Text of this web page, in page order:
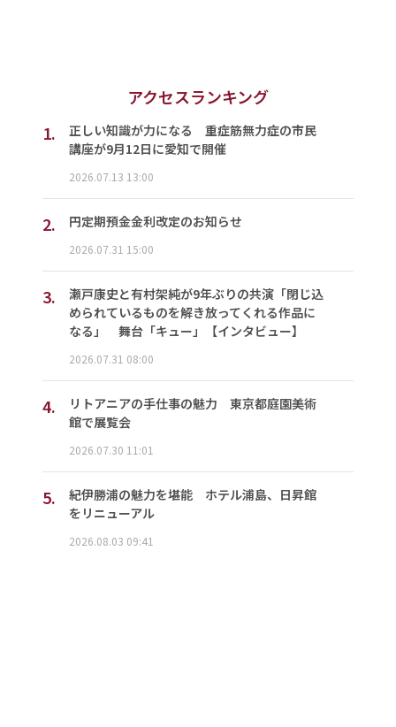
アクセスランキング
1.
正しい知識が力になる 重症筋無力症の市民
講座が9月12日に愛知で開催
2026.07.13 13:00
2. 円定期預金金利改定のお知らせ
2026.07.31 15:00
3.
瀬戸康史と有村架純が9年ぶりの共演「閉じ込
められているものを解き放ってくれる作品に
なる」 舞台「キュー」【インタビュー】
2026.07.31 08:00
4.
リトアニアの手仕事の魅力 東京都庭園美術
館で展覧会
2026.07.30 11:01
5.
紀伊勝浦の魅力を堪能 ホテル浦島、日昇館
をリニューアル
2026.08.03 09:41